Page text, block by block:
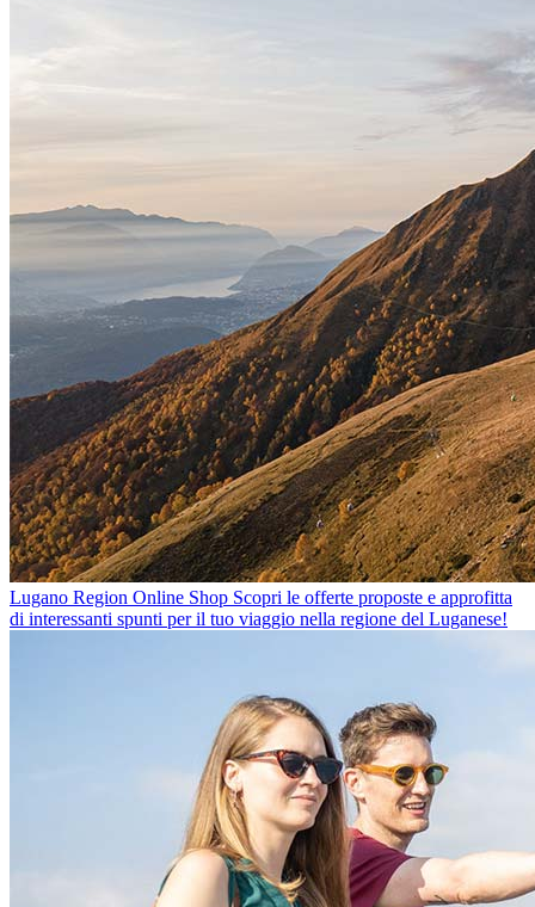
Lugano Region Online Shop Scopri le offerte proposte e approfitta
di interessanti spunti per il tuo viaggio nella regione del Luganese!